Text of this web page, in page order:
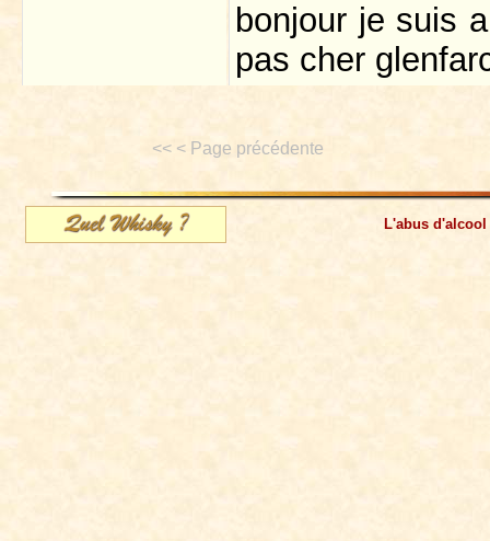
bonjour je suis
pas cher
<< < Page précédente
L'abus